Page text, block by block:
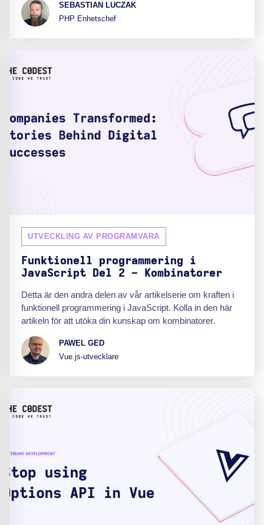
SEBASTIAN LUCZAK
PHP Enhetschef
UTVECKLING AV PROGRAMVARA
Funktionell programmering i
JavaScript Del 2 - Kombinatorer
Detta är den andra delen av vår artikelserie om kraften i
funktionell programmering i JavaScript. Kolla in den här
artikeln för att utöka din kunskap om kombinatorer.
PAWEL GED
Vue.js-utvecklare